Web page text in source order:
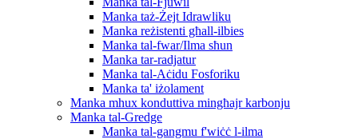
Manka taż-Żejt Idrawliku
Manka reżistenti għall-ilbies
Manka tal-fwar/Ilma sħun
Manka tar-radjatur
Manka tal-Aċidu Fosforiku
Manka ta' iżolament
Manka mhux konduttiva mingħajr karbonju
Manka tal-Gredge
Manka tal-gangmu f'wiċċ l-ilma